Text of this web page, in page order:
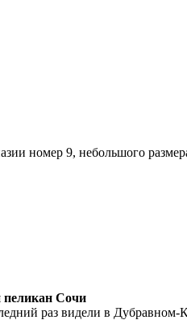
номер 9, небольшого
пеликан Сочи
раз видели в Дубравном-